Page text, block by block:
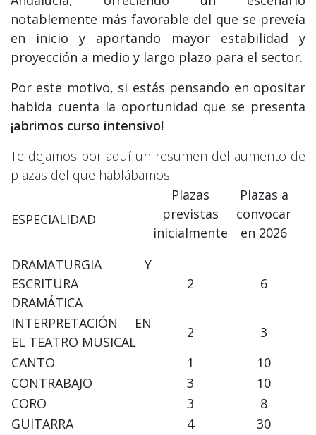
notablemente más favorable del que se preveía
en inicio y aportando mayor estabilidad y
proyección a medio y largo plazo para el sector.
Por este motivo, si estás pensando en opositar
habida cuenta la oportunidad que se presenta
¡abrimos curso intensivo!
Te dejamos por aquí un resumen del aumento de
plazas del que hablábamos.
ESPECIALIDAD
Plazas
previstas
inicialmente
Plazas a
convocar
en 2026
DRAMATURGIA Y
ESCRITURA
DRAMÁTICA
2 6
INTERPRETACIÓN EN
EL TEATRO MUSICAL
2
3
CANTO
1
10
CONTRABAJO
3
10
CORO
3
8
GUITARRA
4
30